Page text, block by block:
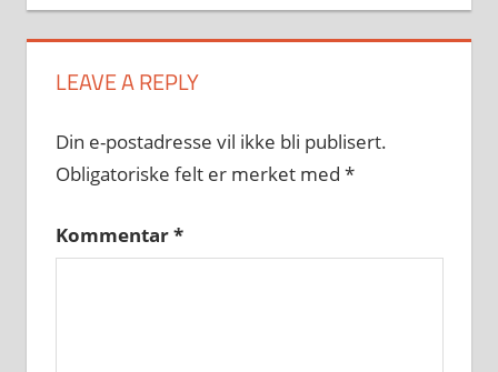
LEAVE A REPLY
Din e-postadresse vil ikke bli publisert.
Obligatoriske felt er merket med *
Kommentar*